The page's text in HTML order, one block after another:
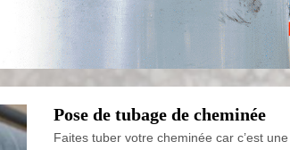
Pose de tubage de cheminée
Faites tuber votre cheminée car c’est